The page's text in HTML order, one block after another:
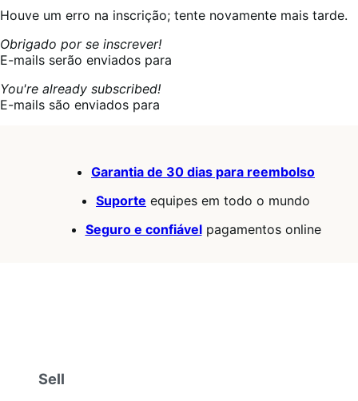
Inscrevendo...
Houve um erro na inscrição; tente novamente mais tarde.
Obrigado por se inscrever!
E-mails serão enviados para
You're already subscribed!
E-mails são enviados para
Garantia de 30 dias para reembolso
Suporte equipes em todo o mundo
Seguro e confiávelpagamentos online
Sell